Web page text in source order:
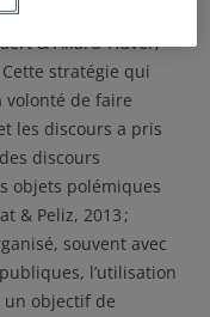
perçue de manière
& Allard-Huver,
stratégie qui
volonté de faire
les discours a pris
discours
objets polémiques
& Peliz, 2013 ;
souvent avec
l’utilisation
objectif de